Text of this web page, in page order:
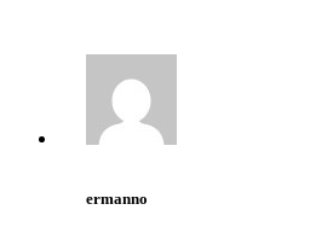
ermanno